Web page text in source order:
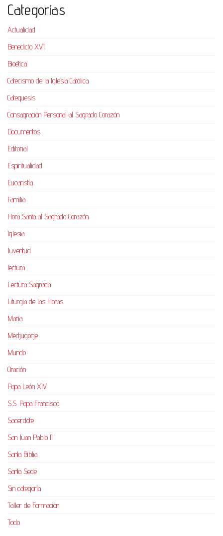
Categorías
Actualidad
Benedicto XVI
Bioética
Catecismo de la Iglesia Católica
Catequesis
Consagración Personal al Sagrado Corazón
Documentos
Editorial
Espiritualidad
Eucaristía
Familia
Hora Santa al Sagrado Corazón
Iglesia
Juventud
lectura
Lectura Sagrada
Liturgia de las Horas
María
Medjugorje
Mundo
Oración
Papa León XIV
S.S. Papa Francisco
Sacerdote
San Juan Pablo II
Santa Biblia
Santa Sede
Sin categoría
Taller de Formación
Todo